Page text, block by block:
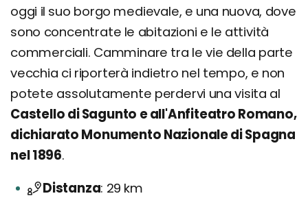
oggi il suo borgo medievale, e una nuova, dove
sono concentrate le abitazioni e le attività
commerciali. Camminare tra le vie della parte
vecchia ci riporterà indietro nel tempo, e non
potete assolutamente perdervi una visita al
Castello di Sagunto e all'Anfiteatro Romano,
dichiarato Monumento Nazionale di Spagna
nel 1896.
Distanza 29 km